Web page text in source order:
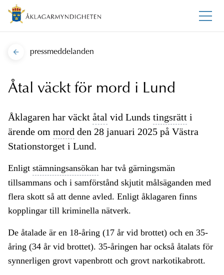
pressmeddelanden
Åtal väckt för mord i Lund
Åklagaren har väckt åtal vid Lunds tingsrätt i
ärende om mord den 28 januari 2025 på Västra
Stationstorget i Lund.
Enligt stämningsansökan har två gärningsmän
tillsammans och i samförstånd skjutit målsäganden med
flera skott så att denne avled. Enligt åklagaren finns
kopplingar till kriminella nätverk.
De åtalade är en 18-åring (17 år vid brottet) och en 35-
åring (34 år vid brottet). 35-åringen har också åtalats för
synnerligen grovt vapenbrott och grovt narkotikabrott.